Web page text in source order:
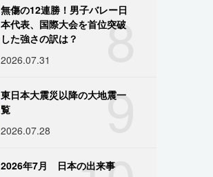
8
無傷の12連勝！男子バレー日
本代表、国際大会を首位突破
した強さの訳は？
2026.07.31
9
東日本大震災以降の大地震一
覧
2026.07.28
2026年7月 日本の出来事